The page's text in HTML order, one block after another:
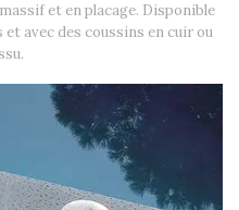
et en placage. Disponible
avec des coussins en cuir ou